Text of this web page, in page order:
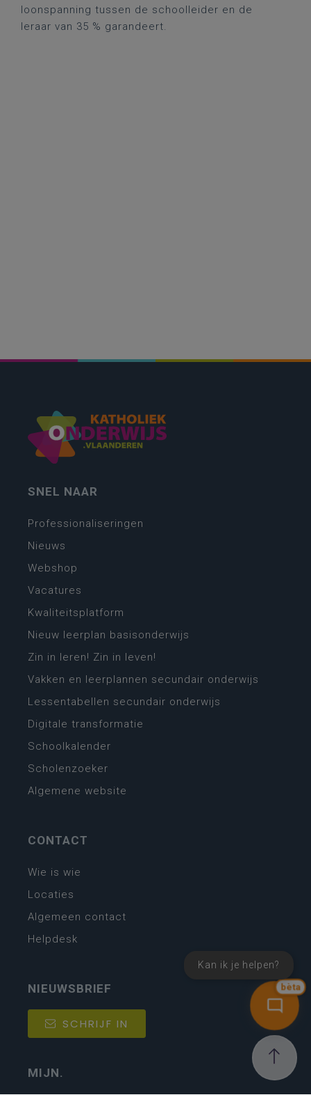
loonspanning tussen de schoolleider en de
leraar van 35 % garandeert.
bèta
Kan ik je helpen?
SNEL NAAR
Professionaliseringen
Nieuws
Webshop
Vacatures
Kwaliteitsplatform
Nieuw leerplan basisonderwijs
Zin in leren! Zin in leven!
Vakken en leerplannen secundair onderwijs
Lessentabellen secundair onderwijs
Digitale transformatie
Schoolkalender
Scholenzoeker
Algemene website
CONTACT
Wie is wie
Locaties
Algemeen contact
Helpdesk
NIEUWSBRIEF
SCHRIJF IN
MIJN.